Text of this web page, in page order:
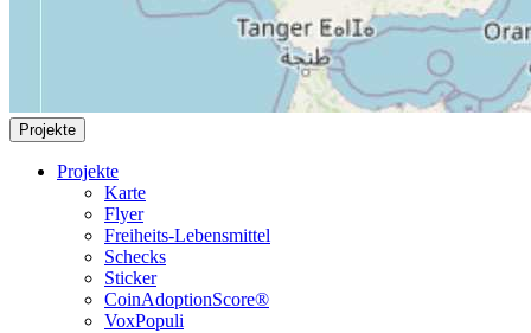
Projekte
Projekte
Karte
Flyer
Freiheits-Lebensmittel
Schecks
Sticker
CoinAdoptionScore®
VoxPopuli